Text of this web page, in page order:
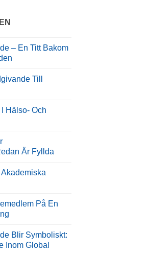
– En Titt Bakom
Till
Hälso- Och
Är Fyllda
På En
Blir Symboliskt:
Inom Global